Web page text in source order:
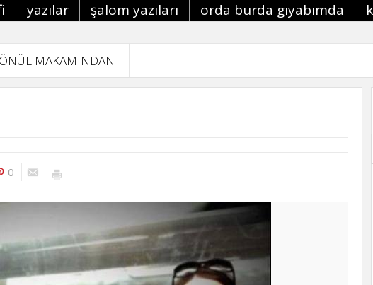
yazılar şalom yazıları orda burda giyabimda
MAKAMINDAN
0